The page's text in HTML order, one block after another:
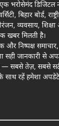
भरोसेमंद डिजिटल
बिहार बोर्ड,
व्यवसाय,
खबर मिलती है।
निष्पक्ष
जानकारी से
— सबसे तेज़, सबसे
रहें हमेशा